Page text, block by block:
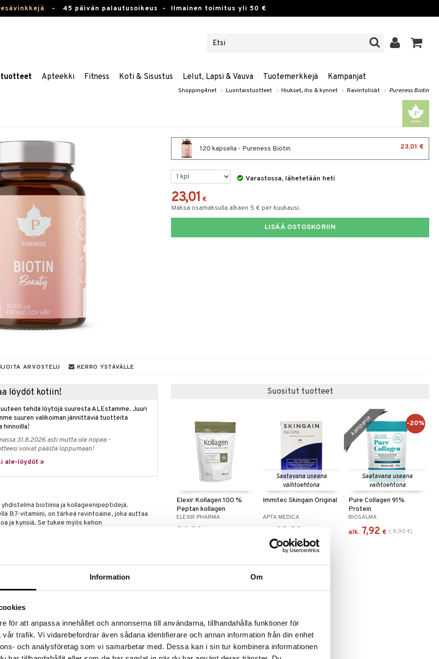
Information Om
för att anpassa innehållet och annonserna till användarna, tillhandahålla funktioner för
trafik. Vi vidarebefordrar även sådana identifierare och annan information från din enhet
och analysföretag som vi samarbetar med. Dessa kan i sin tur kombinera informationen
- 45 päivän palautusoikeus - Ilmainen toimitus yli 50 €
Apteekki Fitness Koti & Sisustus Lelut, Lapsi & Vauva Tuotemerkkejä Kampanjat
Shopping4net » Luontaistuotteet » Hiukset, iho & kynnet » Ravintolisät » Pureness Biotin
120 kapselia - Pureness Biotin 23,01 €
Varastossa, lähetetään heti
23,01 €
Maksa osamaksulla alkaen 5 € per kuukausi.
LISÄÄ OSTOSKORIIN
ARVOSTELU KERRO YSTÄVÄLLE
löydöt kotiin!
tehdä löytöjä suuresta ALEstamme. Juuri
suuren valikoiman jännittäviä tuotteita
hinnoilla!
31.8.2026 asti mutta ole nopea -
voivat päästä loppumaan!
ale-löydöt »
biotiinia ja kollageenipeptidejä.
B7-vitamiini, on tärkeä ravintoaine, joka auttaa
ja kynsiä. Se tukee myös kehon
sitä on saatava säännöllisesti ruokavaliosta
sillä on korkea imeytymiskyky eikä se
ei saa ylittää. Ravintolisää ei tule
Säilytettävä pienten lasten
Suositut tuotteet
Elexir Kollagen 100 %
Peptan kollagen
ELEXIR PHARMA
26,90
Saatavana useana
vaihtoehtona
Immitec Skingain Original
APTA MEDICA
32,90
Saatavana useana
vaihtoehtona
Pure Collagen 91%
Protein
BIOSALMA
alk. 7,92 € ( 9,90 €)
kampanja -20%
CP1 Pure Collagen
Peptides